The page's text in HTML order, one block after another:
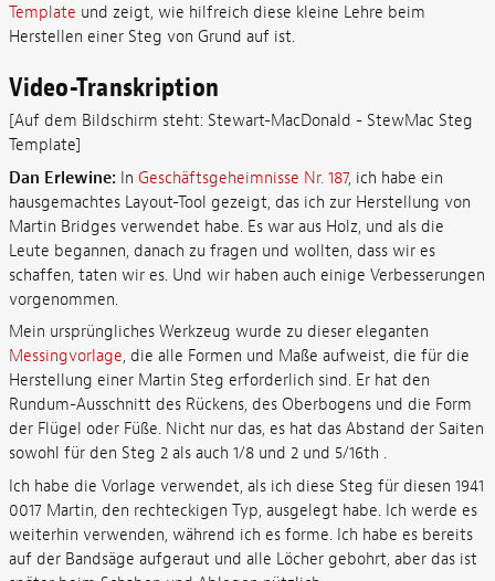
Template und zeigt, wie hilfreich diese kleine Lehre beim
Herstellen einer Steg von Grund auf ist.
Video-Transkription
[Auf dem Bildschirm steht: Stewart-MacDonald - StewMac Steg
Template]
Dan Erlewine: In Geschäftsgeheimnisse Nr. 187, ich habe ein
hausgemachtes Layout-Tool gezeigt, das ich zur Herstellung von
Martin Bridges verwendet habe. Es war aus Holz, und als die
Leute begannen, danach zu fragen und wollten, dass wir es
schaffen, taten wir es. Und wir haben auch einige Verbesserungen
vorgenommen.
Mein ursprüngliches Werkzeug wurde zu dieser eleganten
Messingvorlage, die alle Formen und Maße aufweist, die für die
Herstellung einer Martin Steg erforderlich sind. Er hat den
Rundum-Ausschnitt des Rückens, des Oberbogens und die Form
der Flügel oder Füße. Nicht nur das, es hat das Abstand der Saiten
sowohl für den Steg 2 als auch 1/8 und 2 und 5/16th .
Ich habe die Vorlage verwendet, als ich diese Steg für diesen 1941
0017 Martin, den rechteckigen Typ, ausgelegt habe. Ich werde es
weiterhin verwenden, während ich es forme. Ich habe es bereits
auf der Bandsäge aufgeraut und alle Löcher gebohrt, aber das ist